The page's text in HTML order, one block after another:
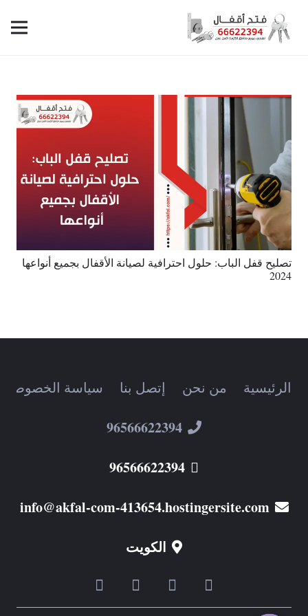
تصليح قفل الباب: حلول احترافية لصيانة الأقفال بجميع أنواعها
2024
الرئيسية من نحن إتصل بنا سياسة الخصوصية
96566622394
96566622394
info@akfal-com-413654.hostingersite.com
الكويت